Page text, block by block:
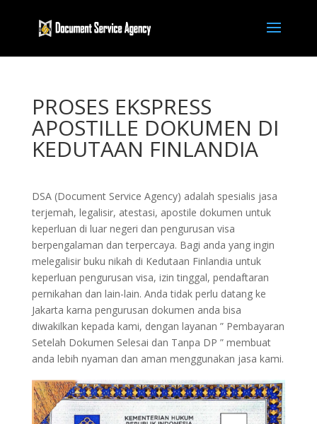
PROSES EKSPRESS
APOSTILLE DOKUMEN DI
KEDUTAAN FINLANDIA
DSA (Document Service Agency) adalah spesialis jasa
terjemah, legalisir, atestasi, apostile dokumen untuk
keperluan di luar negeri dan pengurusan visa
berpengalaman dan terpercaya. Bagi anda yang ingin
melegalisir buku nikah di Kedutaan Finlandia untuk
keperluan pengurusan visa, izin tinggal, pendaftaran
pernikahan dan lain-lain. Anda tidak perlu datang ke
Jakarta karna pengurusan dokumen anda bisa
diwakilkan kepada kami, dengan layanan ” Pembayaran
Setelah Dokumen Selesai dan Tanpa DP ” membuat
anda lebih nyaman dan aman menggunakan jasa kami.